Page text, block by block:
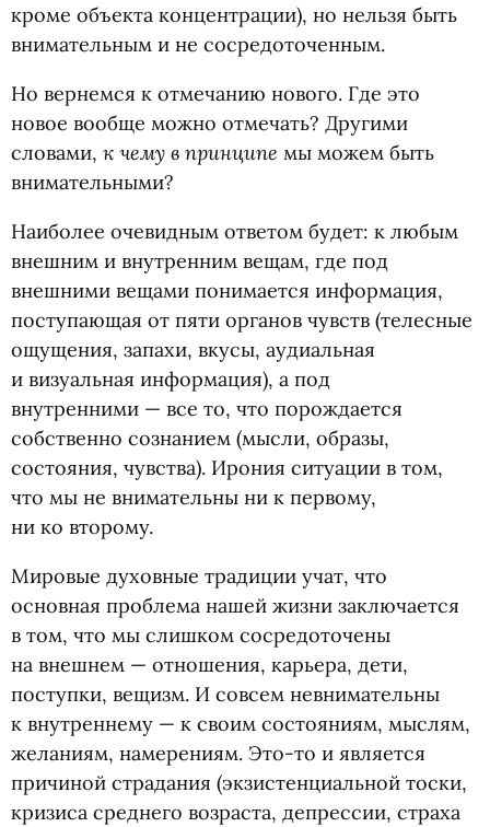
кроме объекта концентрации), но нельзя быть
внимательным и не сосредоточенным.
Но вернемся к отмечанию нового. Где это
новое вообще можно отмечать? Другими
словами, к чему в принципе мы можем быть
внимательными?
Наиболее очевидным ответом будет: к любым
внешним и внутренним вещам, где под
внешними вещами понимается информация,
поступающая от пяти органов чувств (телесные
ощущения, запахи, вкусы, аудиальная
и визуальная информация), а под
внутренними — все то, что порождается
собственно сознанием (мысли, образы,
состояния, чувства). Ирония ситуации в том,
что мы не внимательны ни к первому,
ни ко второму.
Мировые духовные традиции учат, что
основная проблема нашей жизни заключается
в том, что мы слишком сосредоточены
на внешнем — отношения, карьера, дети,
поступки, вещизм. И совсем невнимательны
к внутреннему — к своим состояниям, мыслям,
желаниям, намерениям. Это-то и является
причиной страдания (экзистенциальной тоски,
кризиса среднего возраста, депрессии, страха